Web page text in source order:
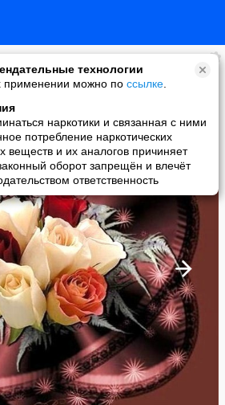
технологии
применении можно по ссылке
наркотики и связанная с ними
потребление наркотических
веществ и их аналогов причиняет
оборот запрещён и влечёт
ответственность
- две природы!?